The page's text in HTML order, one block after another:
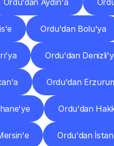
Ordu'dan Aydın'a
Ordu'dan Bolu'ya
Ordu'dan
Ordu'dan
Ordu'dan
Ordu'dan